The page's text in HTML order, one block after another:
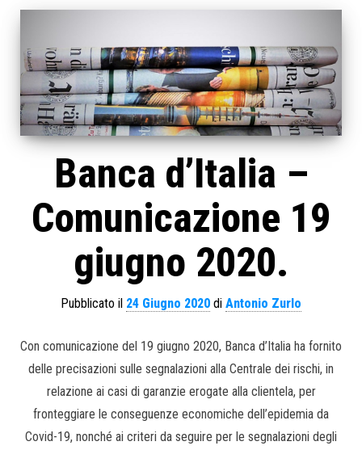
Banca d’Italia –
Comunicazione 19
giugno 2020.
Pubblicato il 24 Giugno 2020 di Antonio Zurlo
Con comunicazione del 19 giugno 2020, Banca d’Italia ha fornito
delle precisazioni sulle segnalazioni alla Centrale dei rischi, in
relazione ai casi di garanzie erogate alla clientela, per
fronteggiare le conseguenze economiche dell’epidemia da
Covid-19, nonché ai criteri da seguire per le segnalazioni degli